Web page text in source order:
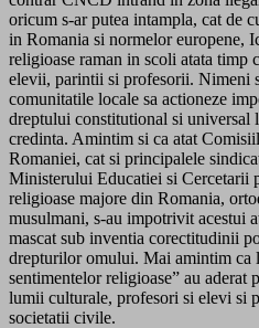
oricum s-ar putea intampla, cat de
in Romania si normelor europene,
religioase raman in scoli atata timp
elevii, parintii si profesorii. Nimeni
comunitatile locale sa actioneze
dreptului constitutional si universal
credinta. Amintim si ca atat
Romaniei, cat si principalele
Ministerului Educatiei si Cercetarii
religioase majore din Romania,
musulmani, s-au impotrivit acestui
mascat sub inventia corectitudinii
drepturilor omului. Mai amintim ca
sentimentelor religioase” au aderat
lumii culturale, profesori si elevi si
societatii civile.